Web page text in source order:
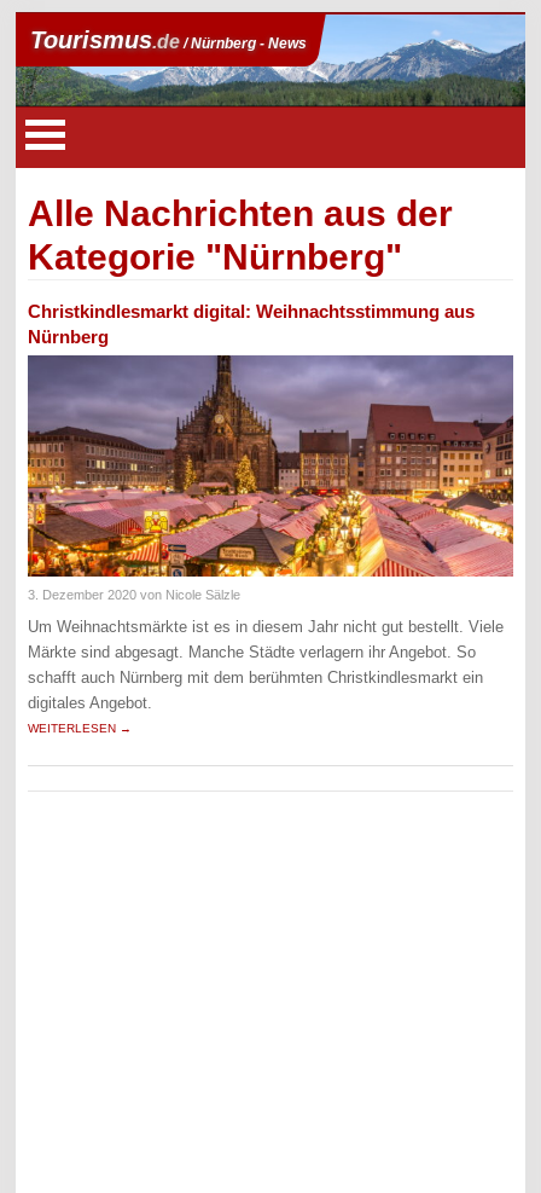
Tourismus.de/ Nürnberg - News
Alle Nachrichten aus der
Kategorie "Nürnberg"
Christkindlesmarkt digital: Weihnachtsstimmung aus
Nürnberg
3. Dezember 2020 von Nicole Sälzle
Um Weihnachtsmärkte ist es in diesem Jahr nicht gut bestellt. Viele
Märkte sind abgesagt. Manche Städte verlagern ihr Angebot. So
schafft auch Nürnberg mit dem berühmten Christkindlesmarkt ein
digitales Angebot.
WEITERLESEN →